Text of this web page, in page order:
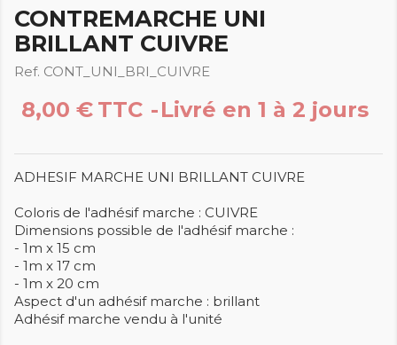
CONTREMARCHE UNI
BRILLANT CUIVRE
Ref. CONT_UNI_BRI_CUIVRE
8,00 € TTC Livré en 1 à 2 jours
ADHESIF MARCHE UNI BRILLANT CUIVRE
Coloris de l'adhésif marche : CUIVRE
Dimensions possible de l'adhésif marche :
- 1m x 15 cm
- 1m x 17 cm
- 1m x 20 cm
Aspect d'un adhésif marche : brillant
Adhésif marche vendu à l'unité